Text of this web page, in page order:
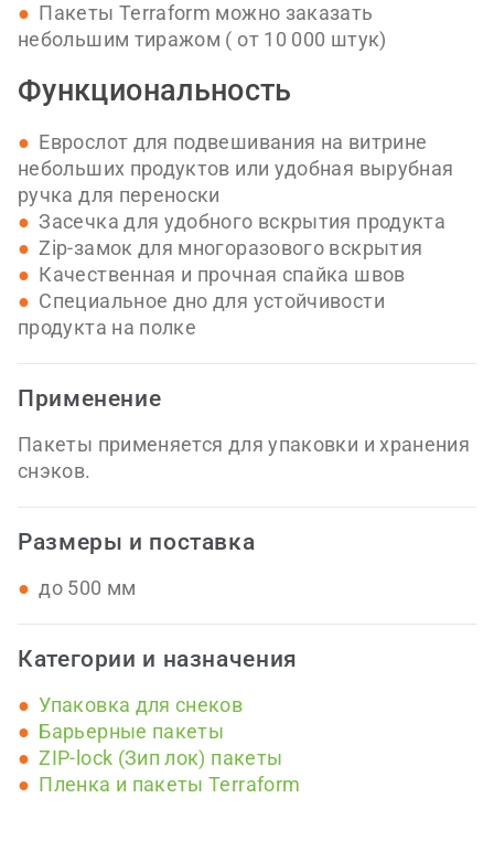
Пакеты Terraform можно заказать
небольшим тиражом ( от 10 000 штук)
Функциональность
Еврослот для подвешивания на витрине
небольших продуктов или удобная вырубная
ручка для переноски
Засечка для удобного вскрытия продукта
Zip-замок для многоразового вскрытия
Качественная и прочная спайка швов
Специальное дно для устойчивости
продукта на полке
Применение
Пакеты применяется для упаковки и хранения
снэков.
Размеры и поставка
до 500 мм
Категории и назначения
Упаковка для снеков
Барьерные пакеты
ZIP-lock (Зип лок) пакеты
Пленка и пакеты Terraform